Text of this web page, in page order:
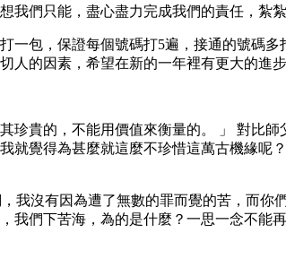
們只能，盡心盡力完成我們的責任，紮
包，保證每個號碼打5遍，接通的號碼
人的因素，希望在新的一年裡有更大的進步
貴的，不能用價值來衡量的。 」 對比
覺得為甚麼就這麼不珍惜這萬古機緣呢
我沒有因為遭了無數的罪而覺的苦，而你
們下苦海，為的是什麼？一思一念不能再